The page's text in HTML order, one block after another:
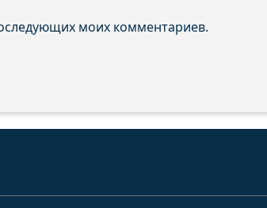
моих комментариев.